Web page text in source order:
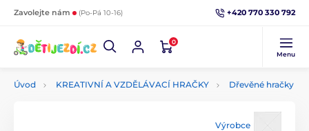
Zavolejte nám (Po-Pá 10-16) +420 770 330 792
0
Menu
Úvod KREATIVNÍ A VZDĚLÁVACÍ HRAČKY Dřevěné hračky
Výrobce